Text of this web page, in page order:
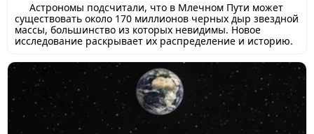
Астрономы подсчитали, что в Млечном Пути может
существовать около 170 миллионов черных дыр звездной
массы, большинство из которых невидимы. Новое
исследование раскрывает их распределение и историю.